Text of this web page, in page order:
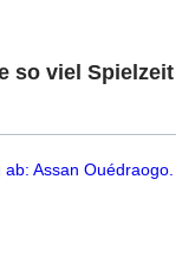
so viel Spielzeit